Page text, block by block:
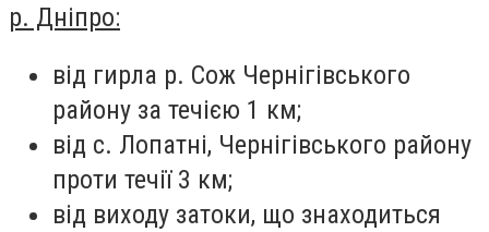
р. Дніпро:
від гирла р. Сож Чернігівського
району за течією 1 км;
від с. Лопатні, Чернігівського району
проти течії 3 км;
від виходу затоки, що знаходиться